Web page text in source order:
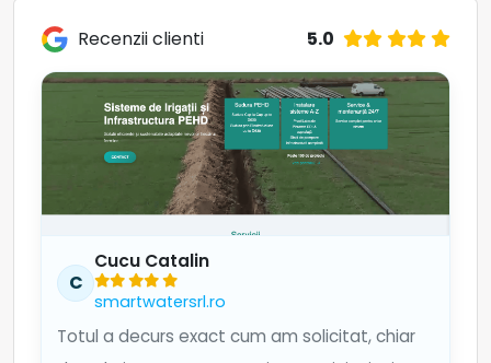
Recenzii clienti 5.0
C
Cucu Catalin
smartwatersrl.ro
Totul a decurs exact cum am solicitat, chiar